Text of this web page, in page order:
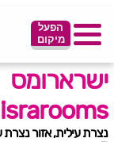
הפעל
מיקום
ישרארומס
israrooms
נצרת עילית, אזור נצרת